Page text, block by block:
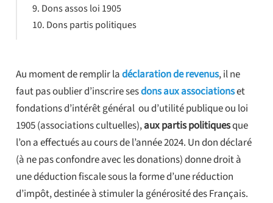
Au moment de remplir ladéclaration de revenus, il ne
faut pas oublier d’inscrire sesdons aux associationset
fondations d’intérêt général ou d’utilité publique ou loi
1905 (associations cultuelles),aux partis politiquesque
l’on a effectués au cours de l’année 2024. Un don déclaré
(à ne pas confondre avec les donations) donne droit à
une déduction fiscale sous la forme d’une réduction
d’impôt, destinée à stimuler la générosité des Français.
Dons assos loi 1905
Dons partis politiques